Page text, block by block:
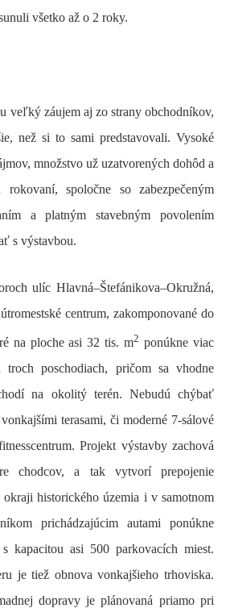
všetko až o 2 roky.
veľký záujem aj zo strany obchodníkov,
než si to sami predstavovali. Vysoké
množstvo už uzatvorených dohôd a
rokovaní, spoločne so zabezpečeným
a platným stavebným povolením
s výstavbou.
ulíc Hlavná–Štefánikova–Okružná,
centrum, zakomponované do
na ploche asi 32 tis. m2 ponúkne viac
poschodiach, pričom sa vhodne
na okolitý terén. Nebudú chýbať
terasami, či moderné 7-sálové
Projekt výstavby zachová
chodcov, a tak vytvorí prepojenie
okraji historického územia i v samotnom
prichádzajúcim autami ponúkne
kapacitou asi 500 parkovacích miest.
je tiež obnova vonkajšieho trhoviska.
dopravy je plánovaná priamo pri